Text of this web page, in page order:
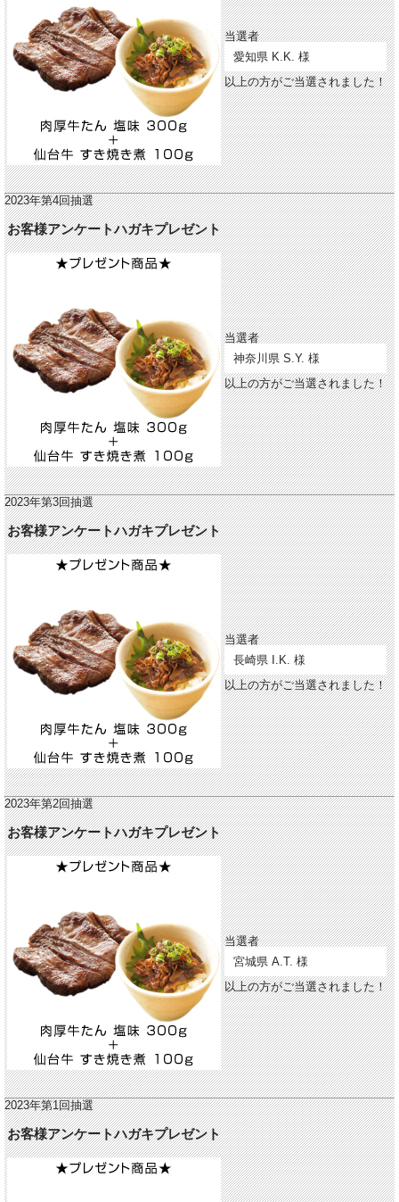
当選者
愛知県 K.K. 様
以上の方がご当選されました！
2023年第4回抽選
お客様アンケートハガキプレゼント
当選者
神奈川県 S.Y. 様
以上の方がご当選されました！
2023年第3回抽選
お客様アンケートハガキプレゼント
当選者
長崎県 I.K. 様
以上の方がご当選されました！
2023年第2回抽選
お客様アンケートハガキプレゼント
当選者
宮城県 A.T. 様
以上の方がご当選されました！
2023年第1回抽選
お客様アンケートハガキプレゼント